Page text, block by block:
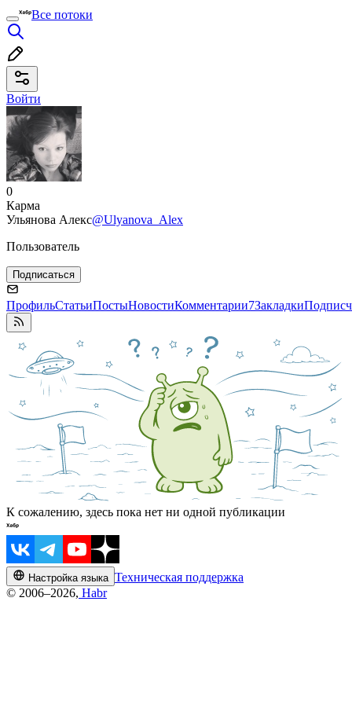
Все потоки
Войти
0
Карма
Ульянова Алекс@Ulyanova_Alex
Пользователь
Подписаться
ПрофильСтатьиПостыНовостиКомментарии7Закладки
К сожалению, здесь пока нет ни одной публикации
Настройка языка Техническая поддержка
© 2006–2026, Habr